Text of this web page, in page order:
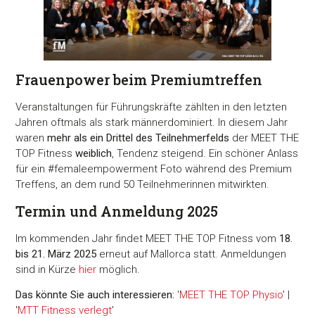
Frauenpower beim Premiumtreffen
Veranstaltungen für Führungskräfte zählten in den letzten
Jahren oftmals als stark männerdominiert. In diesem Jahr
warenmehr als ein Drittel des Teilnehmerfelds der MEET THE
TOP Fitnessweiblich, Tendenz steigend. Ein schöner Anlass
für ein #femaleempowerment Foto während des Premium
Treffens, an dem rund 50 Teilnehmerinnen mitwirkten.
Termin und Anmeldung 2025
Im kommenden Jahr findet MEET THE TOP Fitness vom 18.
bis 21. März 2025 erneut auf Mallorca statt. Anmeldungen
sind in Kürze hier möglich.
Das könnte Sie auch interessieren: 'MEET THE TOP Physio' |
'MTT Fitness verlegt'